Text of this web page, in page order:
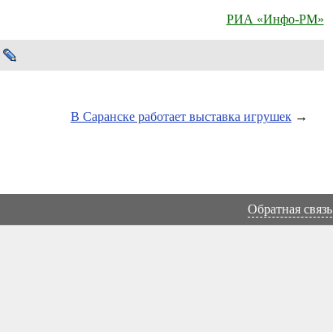
РИА «Инфо-РМ»
В Саранске работает выставка игрушек→
Обратная связь